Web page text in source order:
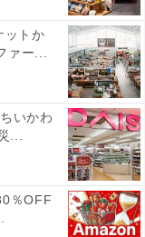
岡県「ザ グラン リゾ
だけ特別価格に！新
干物を楽しめる宿【6
ットか
ァー...
いかわ
...
％OFF